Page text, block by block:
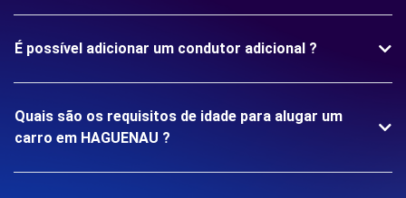
É possível adicionar um condutor adicional ?
Quais são os requisitos de idade para alugar um
carro em HAGUENAU ?